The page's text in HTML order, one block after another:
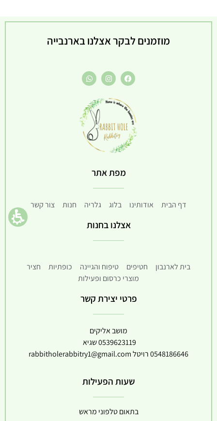
מוזמנים לבקר אצלנו בארנבייה
מפת אתר
דף הבית אודותינו בלוג גלריה חנות צור קשר
אצלנו בחנות
בית לארנבון חטיפים טיפוח והגיינה כופתיות
חציר
מוצרי כרסום ופעילות
פרטי יצירת קשר
מושב אליקים
0539623119שגיא
0548186646רויטלrabbitholerabbitry1@gmail.com
שעות הפעילות
בתאום טלפוני מראש